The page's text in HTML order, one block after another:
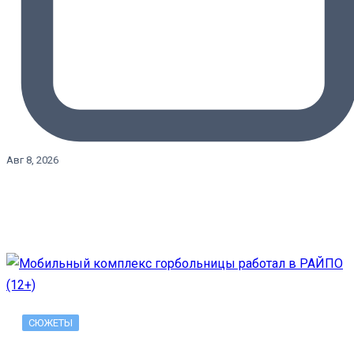
Авг 8, 2026
СЮЖЕТЫ